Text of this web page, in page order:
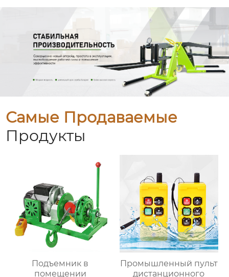
Самые Продаваемые
Продукты
Подъемник в
помещении
Промышленный пульт
дистанционного